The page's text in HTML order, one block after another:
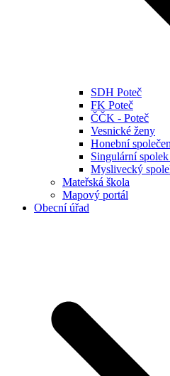
SDH Poteč
FK Poteč
ČČK - Poteč
Vesnické ženy
Honební
Singulární
Myslivecký
Mateřská škola
Mapový portál
Obecní úřad